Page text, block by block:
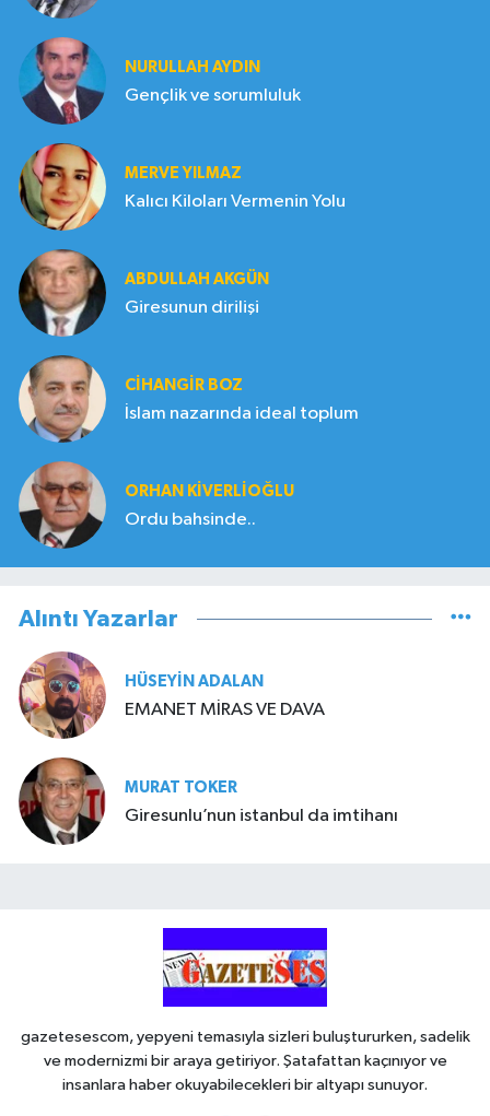
NURULLAH AYDIN
Gençlik ve sorumluluk
MERVE YILMAZ
Kalıcı Kiloları Vermenin Yolu
ABDULLAH AKGÜN
Giresunun dirilişi
CIHANGIR BOZ
İslam nazarında ideal toplum
ORHAN KIVERLIOĞLU
Ordu bahsinde..
Alıntı Yazarlar
HÜSEYIN ADALAN
EMANET MİRAS VE DAVA
MURAT TOKER
Giresunlu’nun istanbul da imtihanı
gazetesescom, yepyeni temasıyla sizleri buluştururken, sadelik
ve modernizmi bir araya getiriyor. Şatafattan kaçınıyor ve
insanlara haber okuyabilecekleri bir altyapı sunuyor.